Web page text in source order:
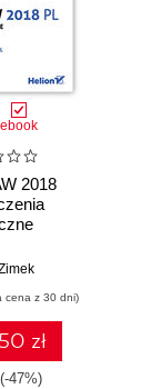
ebook
2018
cena z 30 dni)
zł
(-47%)